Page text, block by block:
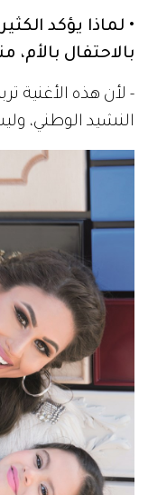
• لماذا يؤكد
بالاحتفال
- لأن هذه الأغنية
النشيد الوطني،